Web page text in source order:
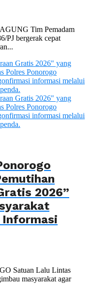
Tim Pemadam
PJ bergerak cepat
2026”
Satuan Lalu Lintas
masyarakat agar